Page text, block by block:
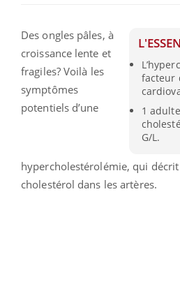
facteur
1
G/L.
Des ongles pâles, à
croissance lente et
fragiles? Voilà les
symptômes
potentiels d’une
hypercholestérolémie, qui
cholestérol dans les artères.